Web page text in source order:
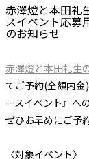
赤澤燈と本田礼
スイベント応募
のお知らせ
赤澤燈と本田礼生
てご予約(全額内
ースイベント』へ
ぜひお早めにご予
〈対象イベント〉